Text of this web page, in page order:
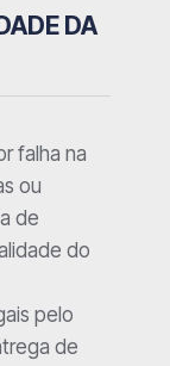
DA
falha na
ou
de
do
pelo
de